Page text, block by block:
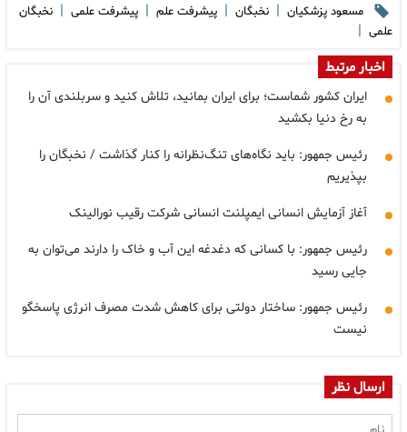
مسعود پزشکیان | نخبگان | پیشرفت علم | پیشرفت علمی | نخبگان
علمی |
اخبار مرتبط
ایران کشور شماست؛ برای ایران بمانید، تلاش کنید و سربلندی آن را
به رخ دنیا بکشید
رئیس جمهور: باید نگاه‌های تنگ‌نظرانه را کنار گذاشت / نخبگان را
بپذیریم
آغاز آزمایش انسانی ایمپلنت انسانی شرکت رقیب نورالینک
رئیس جمهور: با کسانی که دغدغه این آب و خاک را دارند می‌توان به
جایی رسید
رئیس جمهور: ساختار دولتی برای کاهش شدت مصرف انرژی پاسخگو
نیست
ارسال نظر